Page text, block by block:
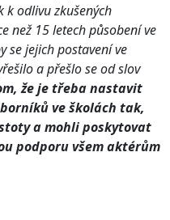
k odlivu zkušených
než 15 letech působení ve
se jejich postavení ve
a přešlo se od slov
že je třeba nastavit
ve školách tak,
a mohli poskytovat
podporu všem aktérům